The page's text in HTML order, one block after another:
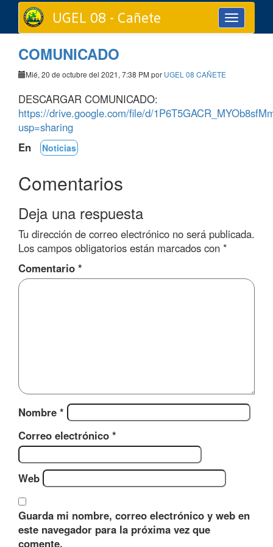
Toggle
navigation
UGEL 08 - Cañete
COMUNICADO
Mié, 20 de octubre del 2021, 7:38 PM por UGEL 08 CAÑETE
DESCARGAR COMUNICADO:
https://drive.google.com/file/d/
usp=sharing
En
Noticias
Comentarios
Deja una respuesta
Tu dirección de correo electrónico no será publicada.
Los campos obligatorios están marcados con *
Comentario *
Nombre *
Correo electrónico *
Web
Guarda mi nombre, correo electrónico y web en
este navegador para la próxima vez que
comente.